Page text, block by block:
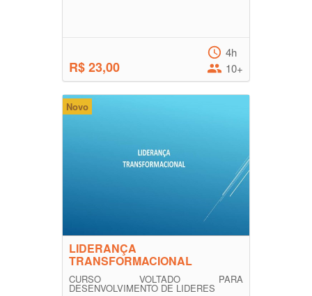
R$ 23,00
4h
10+
Novo
LIDERANÇA
TRANSFORMACIONAL
CURSO VOLTADO PARA
DESENVOLVIMENTO DE LIDERES